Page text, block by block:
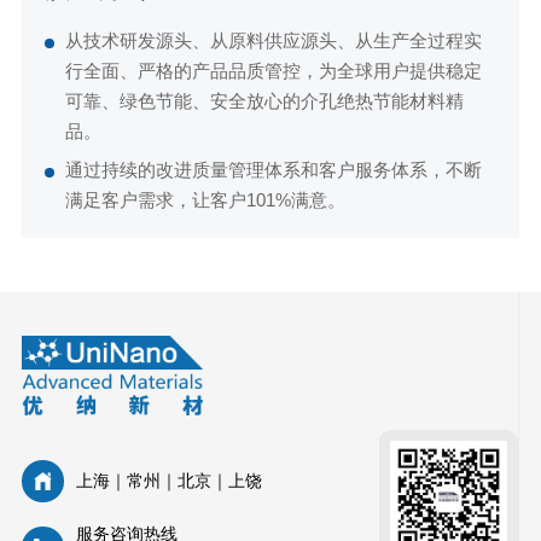
从技术研发源头、从原料供应源头、从生产全过程实
行全面、严格的产品品质管控，为全球用户提供稳定
可靠、绿色节能、安全放心的介孔绝热节能材料精
品。
通过持续的改进质量管理体系和客户服务体系，不断
满足客户需求，让客户101%满意。
上海｜常州｜北京｜上饶
服务咨询热线